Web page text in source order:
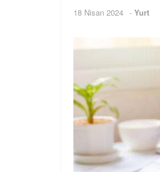
18 Nisan 2024 - Yurt